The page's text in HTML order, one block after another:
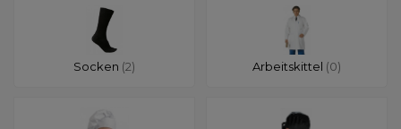
Socken (2) Arbeitskittel (0)